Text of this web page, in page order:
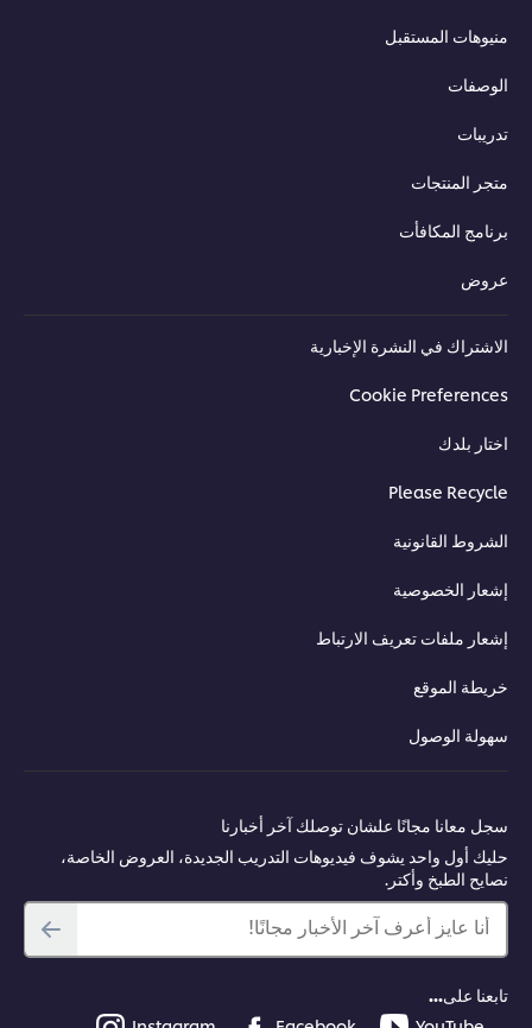
منيوهات المستقبل
الوصفات
تدريبات
متجر المنتجات
برنامج المكافأت
عروض
الاشتراك في النشرة الإخبارية
Cookie Preferences
اختار بلدك
Please Recycle
الشروط القانونية
إشعار الخصوصية
إشعار ملفات تعريف الارتباط
خريطة الموقع
سهولة الوصول
سجل معانا مجانًا علشان توصلك آخر أخبارنا
حليك أول واحد يشوف فيديوهات التدريب الجديدة، العروض الخاصة،
نصايح الطبخ وأكتر.
أنا عايز أعرف آخر الأخبار مجانًا!
تابعنا على...